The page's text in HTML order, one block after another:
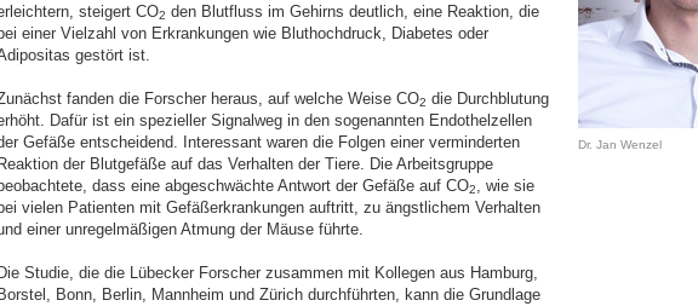
steigert CO2 den Blutfluss im Gehirns deutlich, eine Reaktion, die
einer Vielzahl von Erkrankungen wie Bluthochdruck, Diabetes oder
gestört ist.
fanden die Forscher heraus, auf welche Weise CO2 die Durchblutung
Dafür ist ein spezieller Signalweg in den sogenannten Endothelzellen
Gefäße entscheidend. Interessant waren die Folgen einer verminderten
der Blutgefäße auf das Verhalten der Tiere. Die Arbeitsgruppe
dass eine abgeschwächte Antwort der Gefäße auf CO2, wie sie
vielen Patienten mit Gefäßerkrankungen auftritt, zu ängstlichem Verhalten
einer unregelmäßigen Atmung der Mäuse führte.
Studie, die die Lübecker Forscher zusammen mit Kollegen aus Hamburg,
Bonn, Berlin, Mannheim und Zürich durchführten, kann die Grundlage
Dr. Jan Wenzel